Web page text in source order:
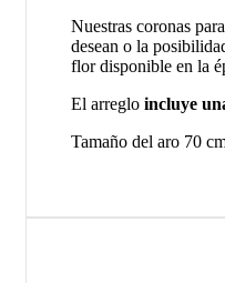
Nuestras coronas
desean o la
flor disponible en la
El arreglo incluye
Tamaño del aro 70